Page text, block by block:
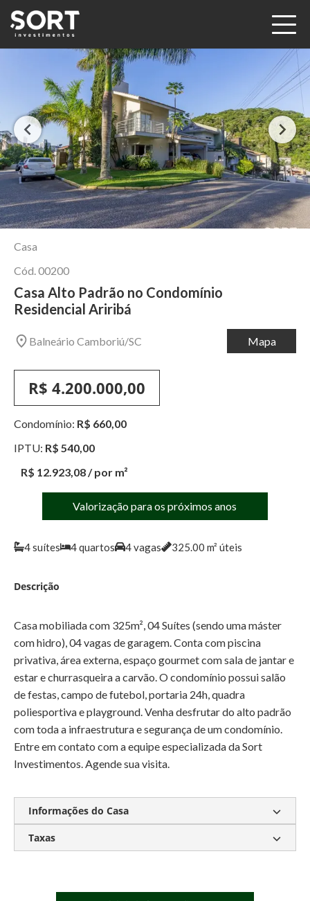
Casa
Cód.00200
Casa Alto Padrão no Condomínio
Residencial Ariribá
Balneário Camboriú/SC Mapa
R$ 4.200.000,00
Condomínio: R$ 660,00
IPTU: R$ 540,00
R$ 12.923,08 / por m²
Valorização para os próximos anos
4suítes 4quartos 4vagas 325.00 m² úteis
Descrição
Casa mobiliada com 325m², 04 Suítes (sendo uma máster
com hidro), 04 vagas de garagem. Conta com piscina
privativa, área externa, espaço gourmet com sala de jantar e
estar e churrasqueira a carvão. O condomínio possui salão
de festas, campo de futebol, portaria 24h, quadra
poliesportiva e playground. Venha desfrutar do alto padrão
com toda a infraestrutura e segurança de um condomínio.
Entre em contato com a equipe especializada da Sort
Investimentos. Agende sua visita.
Informações do Casa
Mobiliada
Taxas